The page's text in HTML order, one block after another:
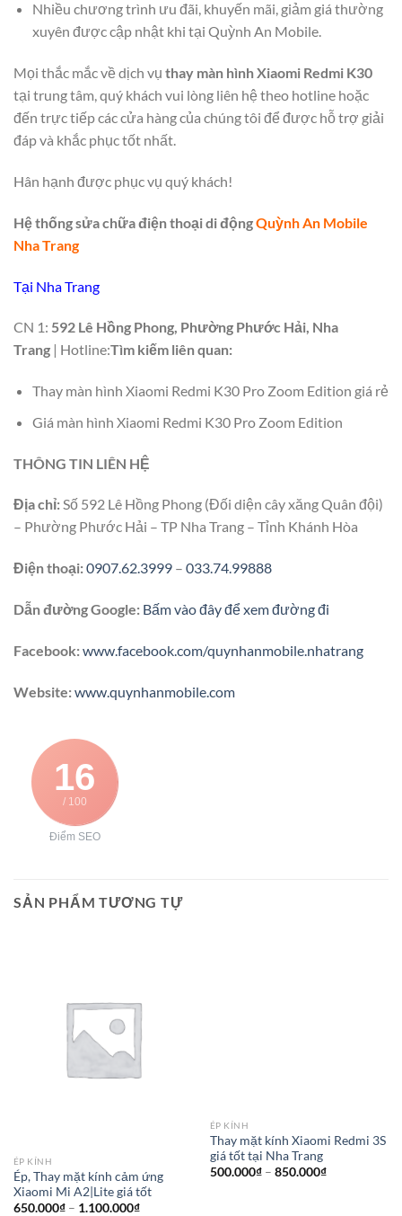
Nhiều chương trình ưu đãi, khuyến mãi, giảm giá thường
xuyên được cập nhật khi tại Quỳnh An Mobile.
Mọi thắc mắc về dịch vụ thay màn hình Xiaomi Redmi K30
tại trung tâm, quý khách vui lòng liên hệ theo hotline hoặc
đến trực tiếp các cửa hàng của chúng tôi để được hỗ trợ giải
đáp và khắc phục tốt nhất.
Hân hạnh được phục vụ quý khách!
Hệ thống sửa chữa điện thoại di độngQuỳnh An Mobile
Nha Trang
Tại Nha Trang
CN 1: 592 Lê Hồng Phong, Phường Phước Hải, Nha
Trang | Hotline:Tìm kiếm liên quan:
Thay màn hình Xiaomi Redmi K30 Pro Zoom Edition giá rẻ
Giá màn hình Xiaomi Redmi K30 Pro Zoom Edition
THÔNG TIN LIÊN HỆ
Địa chỉ:Số 592 Lê Hồng Phong (Đối diện cây xăng Quân đội)
– Phường Phước Hải – TP Nha Trang – Tỉnh Khánh Hòa
Điện thoại:0907.62.3999 – 033.74.99888
Dẫn đường Google: Bấm vào đây để xem đường đi
Facebook:www.facebook.com/quynhanmobile.nhatrang
Website:www.quynhanmobile.com
16
/ 100
Điểm SEO
SẢN PHẨM TƯƠNG TỰ
ÉP KÍNH
Ép, Thay mặt kính cảm ứng
Xiaomi Mi A2|Lite giá tốt
650.000₫ – 1.100.000₫Khoảng
ÉP KÍNH
Thay mặt kính Xiaomi Redmi 3S
giá tốt tại Nha Trang
500.000₫ – 850.000₫Khoảng